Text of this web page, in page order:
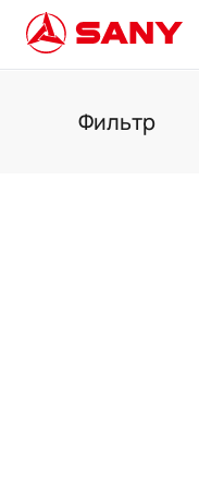
Фильтр